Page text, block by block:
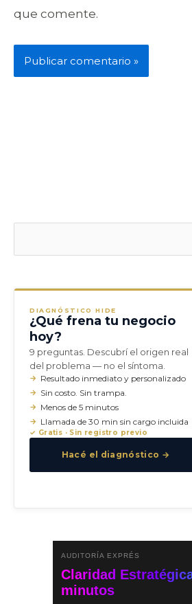
que comente.
DIAGNÓSTICO HIDE
¿Qué frena tu negocio
hoy?
9 preguntas. Descubrí el origen real
del problema — no el síntoma.
Resultado inmediato y personalizado
Sin costo. Sin trampa.
Menos de 5 minutos
Llamada de 30 min sin cargo incluida
✓ Gratis · Sin registro previo
Hacé el diagnóstico →
AUDITORÍA EXPRÉS
Claridad
minutos